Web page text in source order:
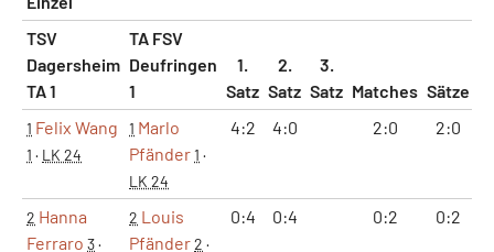
TSV
Dagersheim
TA 1
TA FSV
Deufringen
1
1.
Satz
2.
Satz
3.
Satz Matches Sätze
1 Felix Wang
1 · LK 24
1 Marlo
Pfänder1 ·
LK 24
4:2 4:0 2:0 2:0
2 Hanna
Ferraro 3·
2 Louis
Pfänder2 ·
0:4 0:4 0:2 0:2